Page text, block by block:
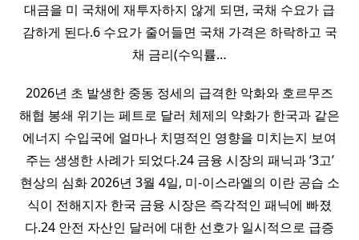
대금을 미 국채에 재투자하지 않게 되면, 국채 수요가 급
감하게 된다.6 수요가 줄어들면 국채 가격은 하락하고 국
채 금리(수익률…
2026년 초 발생한 중동 정세의 급격한 악화와 호르무즈
해협 봉쇄 위기는 페트로 달러 체제의 약화가 한국과 같은
에너지 수입국에 얼마나 치명적인 영향을 미치는지 보여
주는 생생한 사례가 되었다.24 금융 시장의 패닉과 ‘3고’
현상의 심화 2026년 3월 4일, 미-이스라엘의 이란 공습 소
식이 전해지자 한국 금융 시장은 즉각적인 패닉에 빠졌
다.24 안전 자산인 달러에 대한 선호가 일시적으로 급증